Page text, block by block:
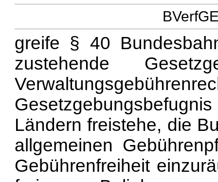
greife § 40
zustehende
Ländern freistehe, die
allgemeinen
Gebührenfreiheit